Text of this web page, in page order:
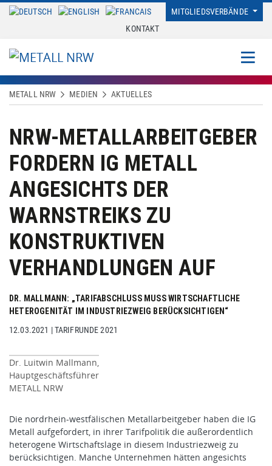
MITGLIEDSVERBÄNDE
KONTAKT
METALL NRW MEDIEN AKTUELLES
NRW-METALLARBEITGEBER
FORDERN IG METALL
ANGESICHTS DER
WARNSTREIKS ZU
KONSTRUKTIVEN
VERHANDLUNGEN AUF
DR. MALLMANN: „TARIFABSCHLUSS MUSS WIRTSCHAFTLICHE
HETEROGENITÄT IM INDUSTRIEZWEIG BERÜCKSICHTIGEN“
12.03.2021 |TARIFRUNDE 2021
Dr. Luitwin Mallmann,
Hauptgeschäftsführer
METALL NRW
Die nordrhein-westfälischen Metallarbeitgeber haben die IG
Metall aufgefordert, in ihrer Tarifpolitik die außerordentlich
heterogene Wirtschaftslage in diesem Industriezweig zu
berücksichtigen. Manche Unternehmen hätten angesichts